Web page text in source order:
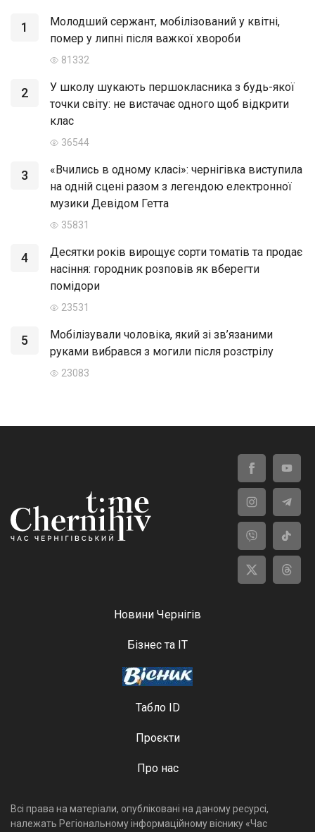
1
Молодший сержант, мобілізований у квітні,
помер у липні після важкої хвороби
81332
2
У школу шукають першокласника з будь-якої
точки світу: не вистачає одного щоб відкрити
клас
36544
3
«Вчились в одному класі»: чернігівка виступила
на одній сцені разом з легендою електронної
музики Девідом Гетта
35831
4
Десятки років вирощує сорти томатів та продає
насіння: городник розповів як вберегти
помідори
23531
5
Мобілізували чоловіка, який зі зв’язаними
руками вибрався з могили після розстрілу
23083
Новини Чернігів
Бізнес та ІТ
Табло ID
Проєкти
Про нас
Всі права на матеріали, опубліковані на даному ресурсі,
належать Регіональному інформаційному віснику «Час